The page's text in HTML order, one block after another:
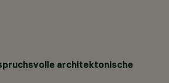
architektonische